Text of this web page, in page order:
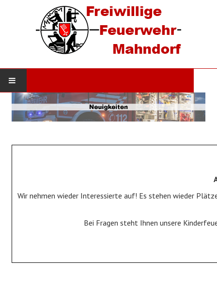
STARTSEITE
DIE WEHR
Wir nehmen wieder Interessierte auf! Es stehen wieder
Bei Fragen steht Ihnen unsere